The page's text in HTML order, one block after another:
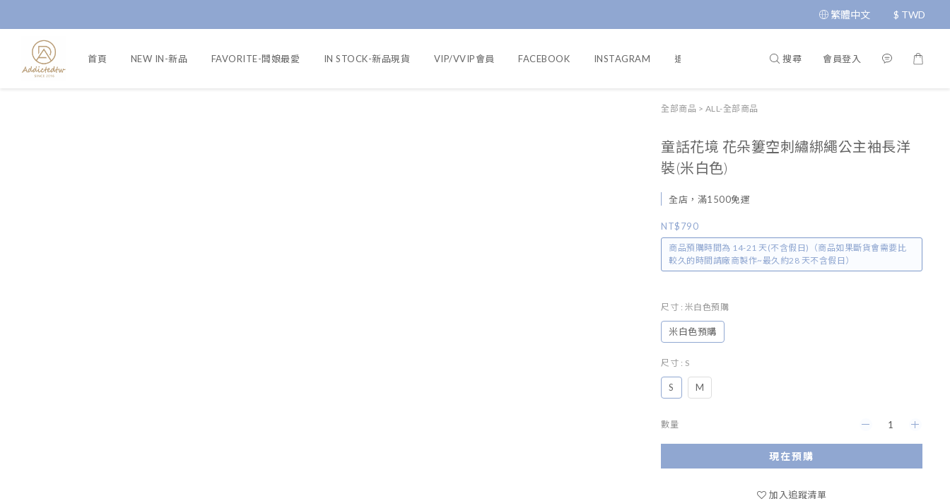
繁體中文 $ TWD
首頁 NEW IN-新品 FAVORITE-闆娘最愛 IN STOCK-新品現貨 VIP/VVIP會員 FACEBOOK INSTAGRAM 退換貨政策 運送政策 條款與細則 隱私政策
搜尋 會員登入
全部商品 > ALL-全部商品
童話花境 花朵簍空刺繡綁繩公主袖長洋
裝(米白色)
全店，滿1500免運
NT$790
商品預購時間為 14-21 天(不含假日)（商品如果斷貨會需要比
較久的時間請廠商製作~最久約28 天不含假日）
尺寸 : 米白色預購
米白色預購
尺寸 : S
S M
數量
現在預購
加入追蹤清單